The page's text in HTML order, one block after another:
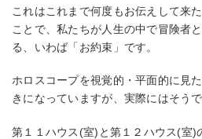
これはこれまで何度もお伝えして来
ことで、私たちが人生の中で冒険者
る、いわば「お約束」です。
ホロスコープを視覚的・平面的に見
きになっていますが、実際にはそう
第１１ハウス(室)と第１２ハウス(室)